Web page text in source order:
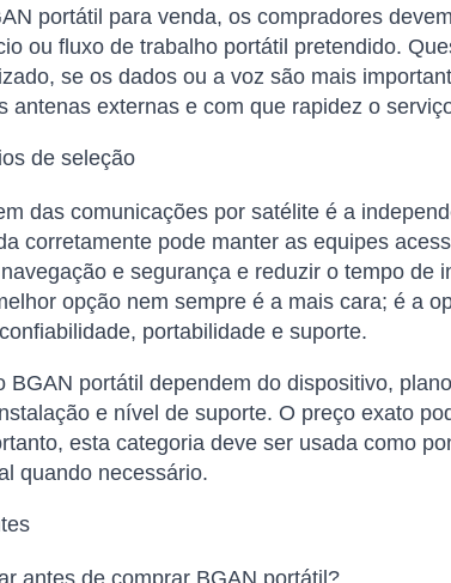
portátil para venda, os compradores
ou fluxo de trabalho portátil pretendido.
se os dados ou a voz são mais
antenas externas e com que rapidez o
de seleção
das comunicações por satélite é a
corretamente pode manter as equipes
e segurança e reduzir o tempo de
opção nem sempre é a mais cara; é a
portabilidade e suporte.
BGAN portátil dependem do dispositivo,
e nível de suporte. O preço exato
esta categoria deve ser usada como
quando necessário.
antes de comprar BGAN portátil?